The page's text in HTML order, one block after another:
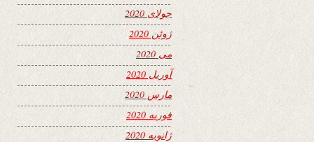
جولای 2020
ژوئن 2020
می 2020
آوریل 2020
مارس 2020
فوریه 2020
ژانویه 2020